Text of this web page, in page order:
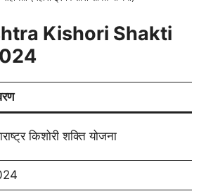
Kishori Shakti
किशोरी शक्ति योजना